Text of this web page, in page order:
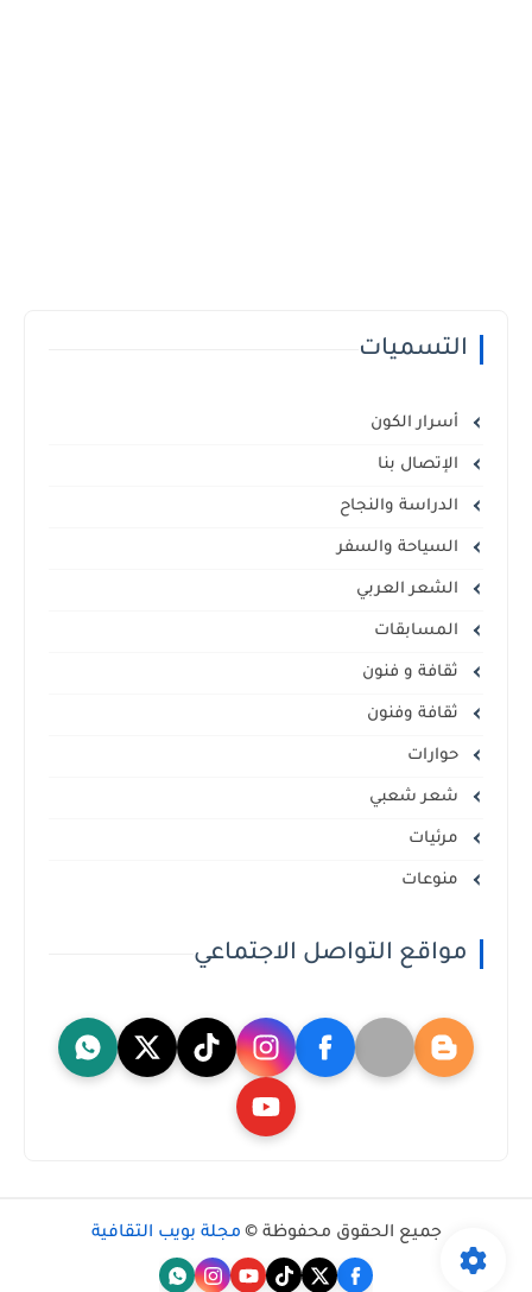
التسميات
أسرار الكون
الإتصال بنا
الدراسة والنجاح
السياحة والسفر
الشعر العربي
المسابقات
ثقافة و فنون
ثقافة وفنون
حوارات
شعر شعبي
مرئيات
منوعات
مواقع التواصل الاجتماعي
جميع الحقوق محفوظة © مجلة بويب الثقافية